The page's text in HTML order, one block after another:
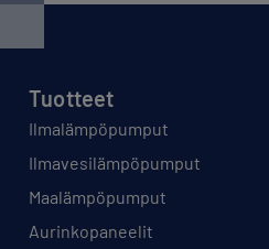
Tuotteet
Ilmalämpöpumput
Ilmavesilämpöpumput
Maalämpöpumput
Aurinkopaneelit